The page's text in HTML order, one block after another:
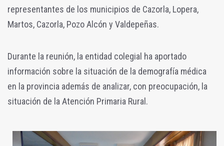
representantes de los municipios de Cazorla, Lopera,
Martos, Cazorla, Pozo Alcón y Valdepeñas.
Durante la reunión, la entidad colegial ha aportado
información sobre la situación de la demografía médica
en la provincia además de analizar, con preocupación, la
situación de la Atención Primaria Rural.